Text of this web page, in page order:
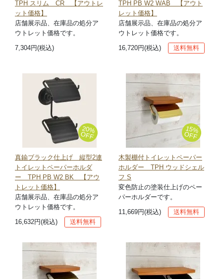
TPH スリム CR 【アウトレ
ット価格】
店舗展示品、在庫品の処分ア
ウトレット価格です。
7,304円(税込)
TPH PB W2 WAB 【アウト
レット価格】
店舗展示品、在庫品の処分ア
ウトレット価格です。
16,720円(税込)
送料無料
20%
OFF
真鍮ブラック仕上げ 縦型2連
トイレットペーパーホルダ
ー TPH PB W2 BK 【アウ
トレット価格】
店舗展示品、在庫品の処分ア
ウトレット価格です。
16,632円(税込)
送料無料
15%
OFF
木製棚付トイレットペーパー
ホルダー TPH ウッドシェル
フ S
変色防止の塗装仕上げのペー
パーホルダーです。
11,669円(税込)
送料無料